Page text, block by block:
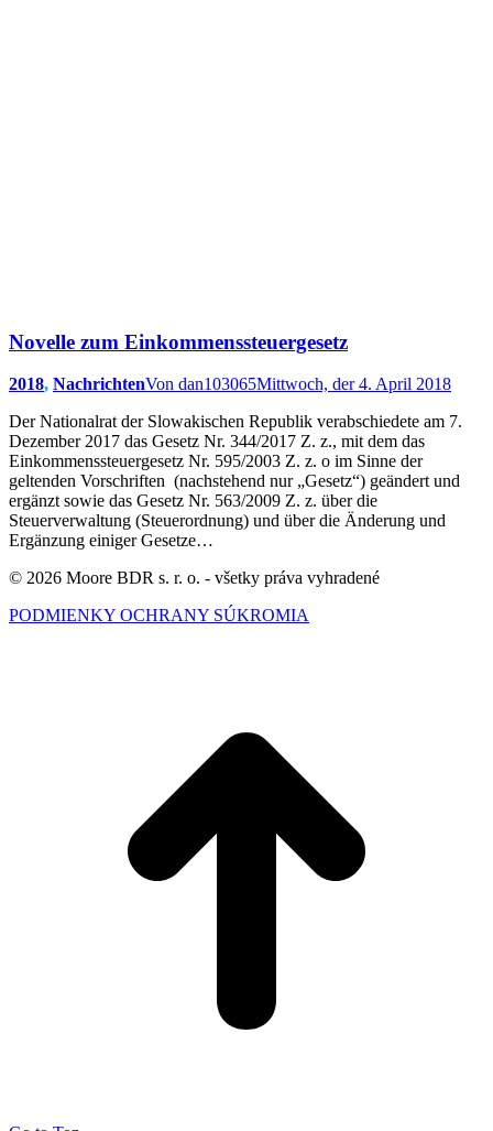
Novelle zum Einkommenssteuergesetz
2018, NachrichtenVon dan103065Mittwoch, der 4. April 2018
Der Nationalrat der Slowakischen Republik verabschiedete am 7.
Dezember 2017 das Gesetz Nr. 344/2017 Z. z., mit dem das
Einkommenssteuergesetz Nr. 595/2003 Z. z. o im Sinne der
geltenden Vorschriften (nachstehend nur „Gesetz“) geändert und
ergänzt sowie das Gesetz Nr. 563/2009 Z. z. über die
Steuerverwaltung (Steuerordnung) und über die Änderung und
Ergänzung einiger Gesetze…
© 2026 Moore BDR s. r. o. - všetky práva vyhradené
PODMIENKY OCHRANY SÚKROMIA